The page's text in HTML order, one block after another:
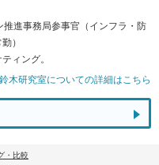
進事務局参事官（インフラ・防
）
ィング。
木研究室についての詳細はこちら
・比較